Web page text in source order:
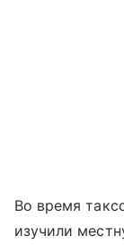
Во время
изучили